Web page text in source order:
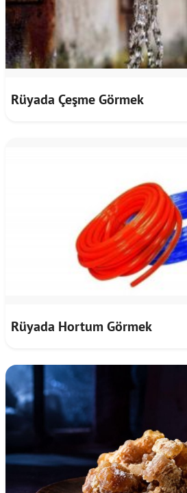
Rüyada Çeşme Görmek
Rüyada Hortum Görmek